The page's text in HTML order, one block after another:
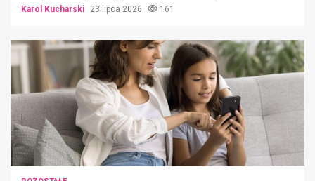
Karol Kucharski 23 lipca 2026 161